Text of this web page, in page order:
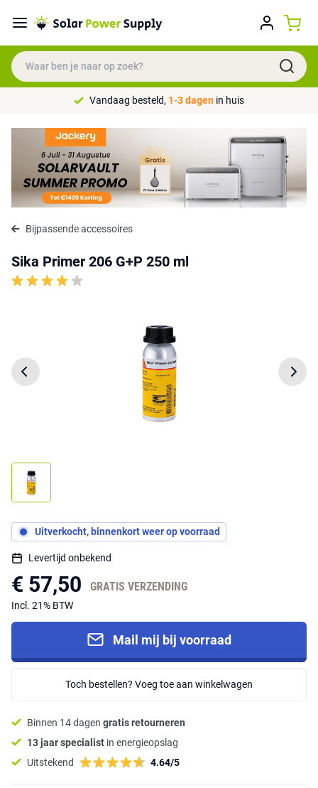
Vandaag besteld, 1-3 dagen in huis
Bijpassende accessoires
Sika Primer 206 G+P 250 ml
Uitverkocht, binnenkort weer op voorraad
Levertijd onbekend
€ 57,50 GRATIS VERZENDING
Incl. 21% BTW
Mail mij bij voorraad
Toch bestellen? Voeg toe aan winkelwagen
Binnen 14 dagen gratis retourneren
13 jaar specialist in energieopslag
Uitstekend
4.64/5